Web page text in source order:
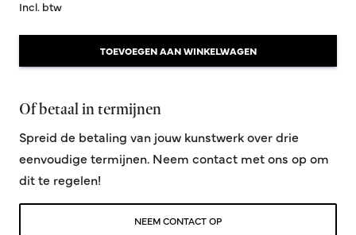
Incl. btw
TOEVOEGEN AAN WINKELWAGEN
Of betaal in termijnen
Spreid de betaling van jouw kunstwerk over drie
eenvoudige termijnen. Neem contact met ons op om
dit te regelen!
NEEM CONTACT OP